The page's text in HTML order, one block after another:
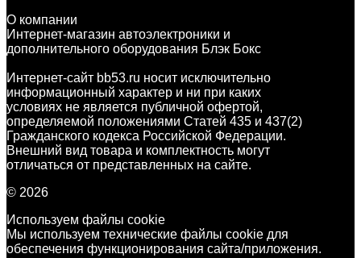
О компании
Интернет-магазин автоэлектроники и
дополнительного оборудования Блэк Бокс
Интернет-сайт bb53.ru носит исключительно
информационный характер и ни при каких
условиях не является публичной офертой,
определяемой положениями Статей 435 и 437(2)
Гражданского кодекса Российской Федерации.
Внешний вид товара и комплектность могут
отличаться от представленных на сайте.
© 2026
Используем файлы cookie
Мы используем технические файлы cookie для
обеспечения функционирования сайта/приложения.